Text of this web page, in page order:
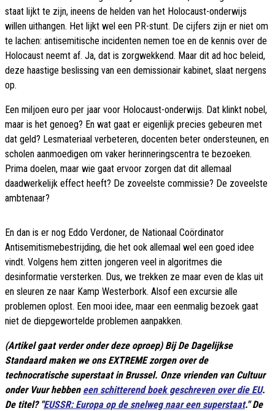
staat lijkt te zijn, ineens de helden van het Holocaust-onderwijs
willen uithangen. Het lijkt wel een PR-stunt. De cijfers zijn er niet om
te lachen: antisemitische incidenten nemen toe en de kennis over de
Holocaust neemt af. Ja, dat is zorgwekkend. Maar dit ad hoc beleid,
deze haastige beslissing van een demissionair kabinet, slaat nergens
op.
Een miljoen euro per jaar voor Holocaust-onderwijs. Dat klinkt nobel,
maar is het genoeg? En wat gaat er eigenlijk precies gebeuren met
dat geld? Lesmateriaal verbeteren, docenten beter ondersteunen, en
scholen aanmoedigen om vaker herinneringscentra te bezoeken.
Prima doelen, maar wie gaat ervoor zorgen dat dit allemaal
daadwerkelijk effect heeft? De zoveelste commissie? De zoveelste
ambtenaar?
En dan is er nog Eddo Verdoner, de Nationaal Coördinator
Antisemitismebestrijding, die het ook allemaal wel een goed idee
vindt. Volgens hem zitten jongeren veel in algoritmes die
desinformatie versterken. Dus, we trekken ze maar even de klas uit
en sleuren ze naar Kamp Westerbork. Alsof een excursie alle
problemen oplost. Een mooi idee, maar een eenmalig bezoek gaat
niet de diepgewortelde problemen aanpakken.
(Artikel gaat verder onder deze oproep) Bij De Dagelijkse
Standaard maken we ons EXTREME zorgen over de
technocratische superstaat in Brussel. Onze vrienden van Cultuur
onder Vuur hebben een schitterend boek geschreven over die EU.
De titel? "EUSSR: Europa op de snelweg naar een superstaat." De